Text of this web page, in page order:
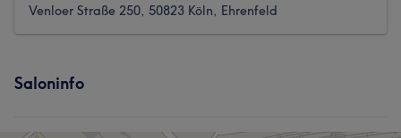
Venloer Straße 250, 50823 Köln, Ehrenfeld
Saloninfo